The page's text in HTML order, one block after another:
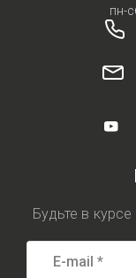
пн-
Будьте в